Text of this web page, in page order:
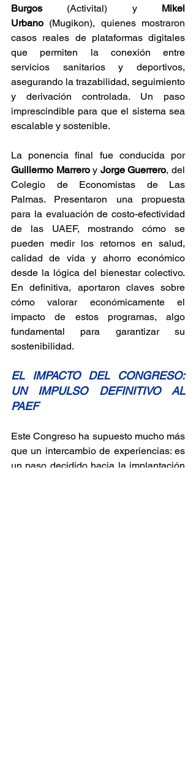
Burgos (Activital) y Mikel
Urbano (Mugikon), quienes mostraron
casos reales de plataformas digitales
que permiten la conexión entre
servicios sanitarios y deportivos,
asegurando la trazabilidad, seguimiento
y derivación controlada. Un paso
imprescindible para que el sistema sea
escalable y sostenible.
La ponencia final fue conducida por
Guillermo Marrero y Jorge Guerrero, del
Colegio de Economistas de Las
Palmas. Presentaron una propuesta
para la evaluación de costo-efectividad
de las UAEF, mostrando cómo se
pueden medir los retornos en salud,
calidad de vida y ahorro económico
desde la lógica del bienestar colectivo.
En definitiva, aportaron claves sobre
cómo valorar económicamente el
impacto de estos programas, algo
fundamental para garantizar su
sostenibilidad.
EL IMPACTO DEL CONGRESO:
UN IMPULSO DEFINITIVO AL
PAEF
Este Congreso ha supuesto mucho más
que un intercambio de experiencias: es
un paso decidido hacia la implantación